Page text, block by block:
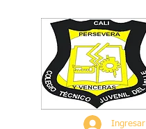
Ingresar